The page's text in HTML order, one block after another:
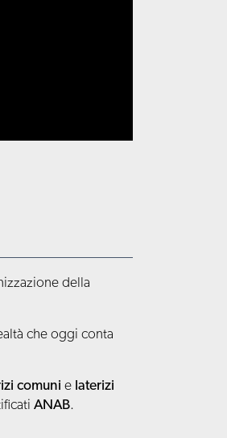
della
che oggi conta
comuni e laterizi
ANAB.